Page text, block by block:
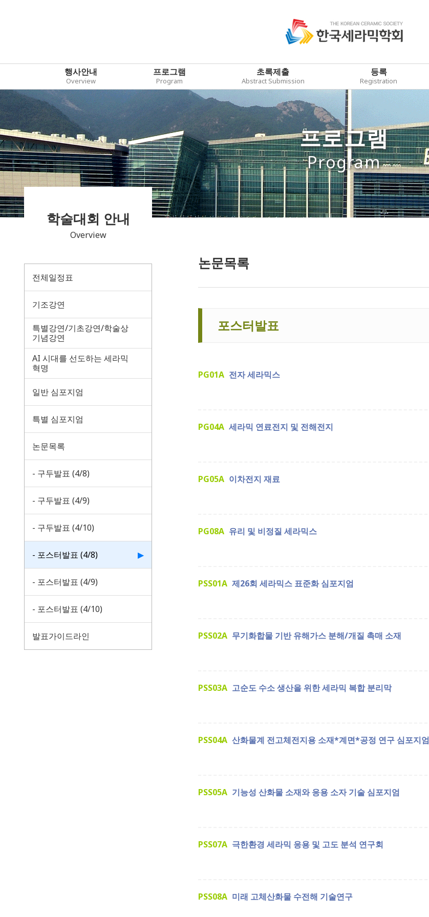
행사안내
Overview
프로그램
Program
초록제출
Abstract Submission
등록
Registration
프로그램
Program
학술대회 안내
Overview
전체일정표
기조강연
특별강연/기초강연/학술상
기념강연
AI 시대를 선도하는 세라믹
혁명
일반 심포지엄
특별 심포지엄
논문목록
- 구두발표 (4/8)
- 구두발표 (4/9)
- 구두발표 (4/10)
- 포스터발표 (4/8) ▶
- 포스터발표 (4/9)
- 포스터발표 (4/10)
발표가이드라인
논문목록
포스터발표
PG01A 전자 세라믹스
PG04A 세라믹 연료전지 및 전해전지
PG05A 이차전지 재료
PG08A 유리 및 비정질 세라믹스
PSS01A 제26회 세라믹스 표준화 심포지엄
PSS02A 무기화합물 기반 유해가스 분해/개질 촉매 소재
PSS03A 고순도 수소 생산을 위한 세라믹 복합 분리막
PSS04A 산화물계 전고체전지용 소재*계면*공정 연구 심포지엄
PSS05A 기능성 산화물 소재와 응용 소자 기술 심포지엄
PSS07A 극한환경 세라믹 응용 및 고도 분석 연구회
PSS08A 미래 고체산화물 수전해 기술연구